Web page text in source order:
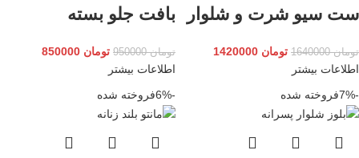
ست سیو شرت و شلوار
تومان1640000 تومان
اطلاعات بیشتر
بافت جلو بسته
تومان950000 تومان
اطلاعات بیشتر
-7%
فروخته شده -6% فروخته شده